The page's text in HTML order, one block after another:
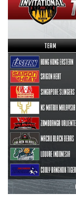
TRA CỨU PHƯỜNG XÃ
CỐNG HIẾN
BÙI XUÂN PHÁI
TIỆN ÍCH
LIÊN HỆ QUẢNG
Hotline:
Điện thoại: